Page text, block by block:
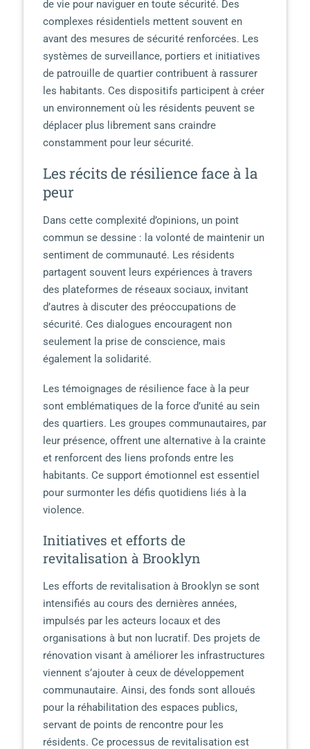
de vie pour naviguer en toute sécurité. Des
complexes résidentiels mettent souvent en
avant des mesures de sécurité renforcées. Les
systèmes de surveillance, portiers et initiatives
de patrouille de quartier contribuent à rassurer
les habitants. Ces dispositifs participent à créer
un environnement où les résidents peuvent se
déplacer plus librement sans craindre
constamment pour leur sécurité.
Les récits de résilience face à la
peur
Dans cette complexité d’opinions, un point
commun se dessine : la volonté de maintenir un
sentiment de communauté. Les résidents
partagent souvent leurs expériences à travers
des plateformes de réseaux sociaux, invitant
d’autres à discuter des préoccupations de
sécurité. Ces dialogues encouragent non
seulement la prise de conscience, mais
également la solidarité.
Les témoignages de résilience face à la peur
sont emblématiques de la force d’unité au sein
des quartiers. Les groupes communautaires, par
leur présence, offrent une alternative à la crainte
et renforcent des liens profonds entre les
habitants. Ce support émotionnel est essentiel
pour surmonter les défis quotidiens liés à la
violence.
Initiatives et efforts de
revitalisation à Brooklyn
Les efforts de revitalisation à Brooklyn se sont
intensifiés au cours des dernières années,
impulsés par les acteurs locaux et des
organisations à but non lucratif. Des projets de
rénovation visant à améliorer les infrastructures
viennent s’ajouter à ceux de développement
communautaire. Ainsi, des fonds sont alloués
pour la réhabilitation des espaces publics,
servant de points de rencontre pour les
résidents. Ce processus de revitalisation est